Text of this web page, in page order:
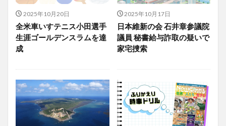
2025年10月20日
全米車いすテニス小田選手
生涯ゴールデンスラムを達
成
2025年10月17日
日本維新の会 石井章参議院
議員 秘書給与詐取の疑いで
家宅捜索